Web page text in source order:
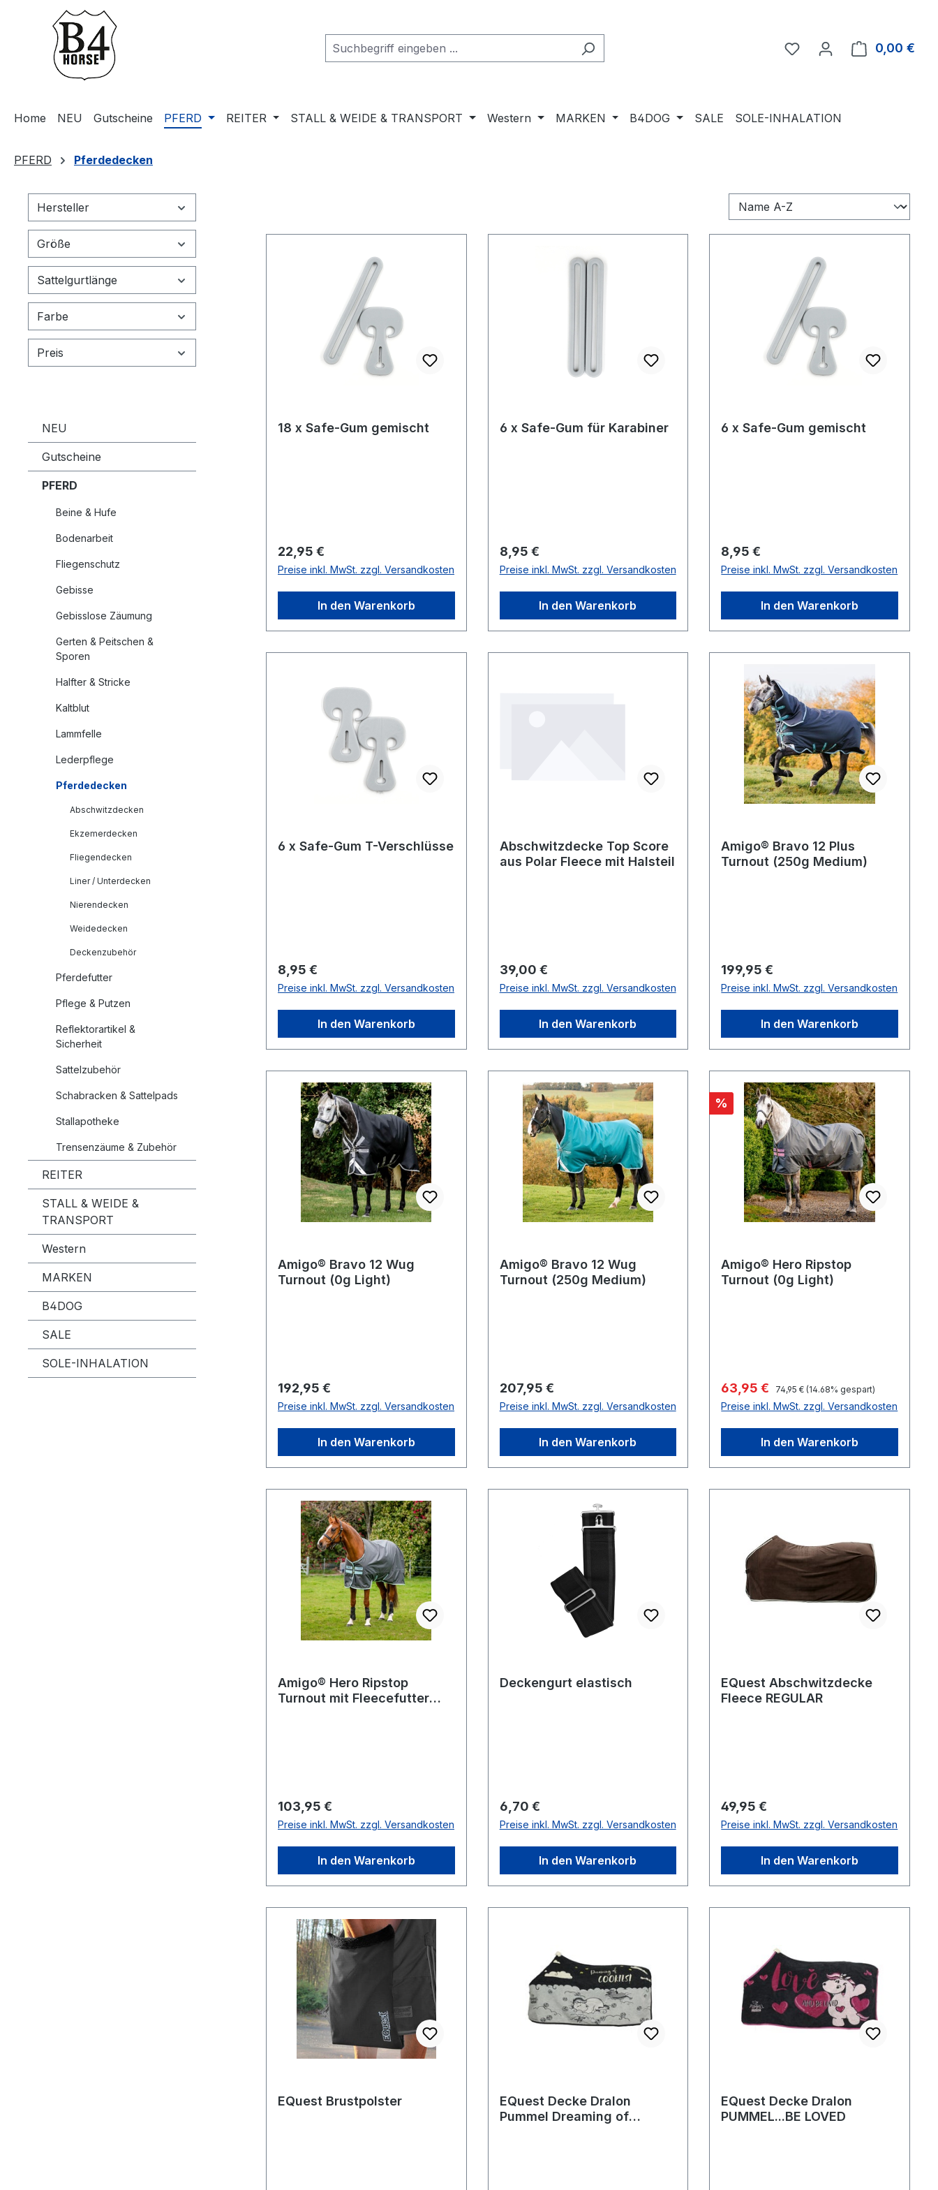
Hauptinhalt springen
Zur Suche springen
Zur Hauptnavigation springen
Du hast 0 Produkte auf
0,00 €
Home NEU Gutscheine PFERD REITER STALL & WEIDE & TRANSPORT Western MARKEN B4DOG SALE SOLE-INHALATION
PFERD Pferdedecken
Hersteller
Größe
Sattelgurtlänge
Farbe
Preis
NEU
Gutscheine
PFERD
Beine & Hufe
Bodenarbeit
Fliegenschutz
Gebisse
Gebisslose Zäumung
Gerten & Peitschen &
Sporen
Halfter & Stricke
Kaltblut
Lammfelle
Lederpflege
Pferdedecken
Abschwitzdecken
Ekzemerdecken
Fliegendecken
Liner / Unterdecken
Nierendecken
Weidedecken
Deckenzubehör
Pferdefutter
Pflege & Putzen
Reflektorartikel &
Sicherheit
Sattelzubehör
Schabracken & Sattelpads
Stallapotheke
Trensenzäume & Zubehör
REITER
STALL & WEIDE &
TRANSPORT
Western
MARKEN
B4DOG
SALE
SOLE-INHALATION
18 x Safe-Gum gemischt
Regulärer Preis:
22,95 €
Preise inkl. MwSt. zzgl. Versandkosten
In den Warenkorb
6 x Safe-Gum für Karabiner
Regulärer Preis:
8,95 €
Preise inkl. MwSt. zzgl. Versandkosten
In den Warenkorb
6 x Safe-Gum gemischt
Regulärer Preis:
8,95 €
Preise inkl. MwSt. zzgl. Versandkosten
In den Warenkorb
6 x Safe-Gum T-Verschlüsse
Regulärer Preis:
8,95 €
Preise inkl. MwSt. zzgl. Versandkosten
In den Warenkorb
Abschwitzdecke Top Score
aus Polar Fleece mit Halsteil
Regulärer Preis:
39,00 €
Preise inkl. MwSt. zzgl. Versandkosten
In den Warenkorb
Amigo® Bravo 12 Plus
Turnout (250g Medium)
Regulärer Preis:
199,95 €
Preise inkl. MwSt. zzgl. Versandkosten
In den Warenkorb
Amigo® Bravo 12 Wug
Turnout (0g Light)
Regulärer Preis:
192,95 €
Preise inkl. MwSt. zzgl. Versandkosten
In den Warenkorb
Amigo® Bravo 12 Wug
Turnout (250g Medium)
Regulärer Preis:
207,95 €
Preise inkl. MwSt. zzgl. Versandkosten
In den Warenkorb
Rabatt
%
Amigo® Hero Ripstop
Turnout (0g Light)
Verkaufspreis:
63,95 € Regulärer Preis:
74,95 € (14.68% gespart)
Preise inkl. MwSt. zzgl. Versandkosten
In den Warenkorb
Amigo® Hero Ripstop
Turnout mit Fleecefutter
Regulärer Preis:
103,95 €
Preise inkl. MwSt. zzgl. Versandkosten
In den Warenkorb
Deckengurt elastisch
Regulärer Preis:
6,70 €
Preise inkl. MwSt. zzgl. Versandkosten
In den Warenkorb
EQuest Abschwitzdecke
Fleece REGULAR
Regulärer Preis:
49,95 €
Preise inkl. MwSt. zzgl. Versandkosten
In den Warenkorb
EQuest Brustpolster
EQuest Decke Dralon
Pummel Dreaming of
EQuest Decke Dralon
PUMMEL...BE LOVED